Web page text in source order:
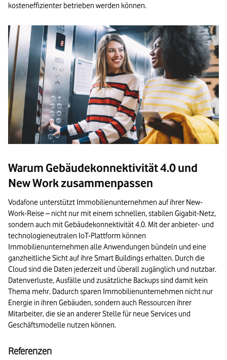
kosteneffizienter betrieben werden können.
Warum Gebäudekonnektivität 4.0 und
New Work zusammenpassen
Vodafone unterstützt Immobilienunternehmen auf ihrer New-
Work-Reise – nicht nur mit einem schnellen, stabilen Gigabit-Netz,
sondern auch mit Gebäudekonnektivität 4.0. Mit der anbieter- und
technologieneutralen IoT-Plattform können
Immobilienunternehmen alle Anwendungen bündeln und eine
ganzheitliche Sicht auf ihre Smart Buildings erhalten. Durch die
Cloud sind die Daten jederzeit und überall zugänglich und nutzbar.
Datenverluste, Ausfälle und zusätzliche Backups sind damit kein
Thema mehr. Dadurch sparen Immobilienunternehmen nicht nur
Energie in ihren Gebäuden, sondern auch Ressourcen ihrer
Mitarbeiter, die sie an anderer Stelle für neue Services und
Geschäftsmodelle nutzen können.
Referenzen